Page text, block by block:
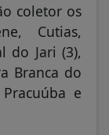
coletor os
Cutias,
do Jari (3),
Branca do
e